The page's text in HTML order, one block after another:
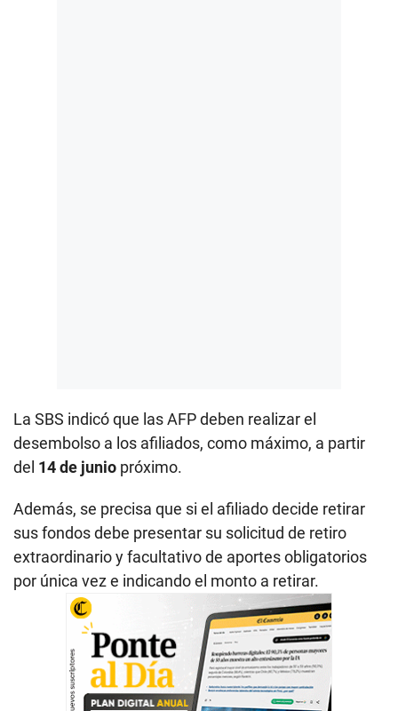
La SBS indicó que las AFP deben realizar el
desembolso a los afiliados, como máximo, a partir
del 14 de junio próximo.
Además, se precisa que si el afiliado decide retirar
sus fondos debe presentar su solicitud de retiro
extraordinario y facultativo de aportes obligatorios
por única vez e indicando el monto a retirar.